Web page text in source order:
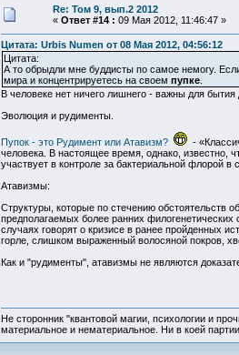
Re: Том 9, вып.2 2012
« Ответ #14 : 09 Мая 2012, 11:46:47 »
Цитата: Urbis Numen от 08 Мая 2012, 04:56:12
Цитата:
А то обрыдли мне буддисты по самое немогу.
мира и концентрируетесь на своем пупке.
В человеке нет ничего лишнего - важны для бытия
Эволюция и рудименты.
Пупок - это Рудимент или Атавизм?
-
человека. В настоящее время, однако, известно,
участвует в контроле за бактериальной флорой в
Атавизмы:
Структуры, которые по стечению обстоятельств
предполагаемых более ранних
случаях говорят о кризисе в ранее пройденных
горле, слишком выраженный волосяной покров,
Как и "рудименты", атавизмы не являются
Не сторонник "квантовой магии, психологии и
материальное и нематериальное. Ни в коей